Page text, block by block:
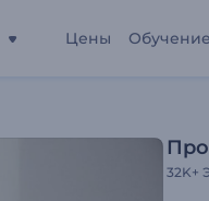
Цены Обучение
32K+